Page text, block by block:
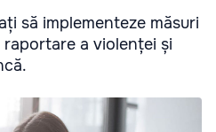
să implementeze măsuri
a violenței și